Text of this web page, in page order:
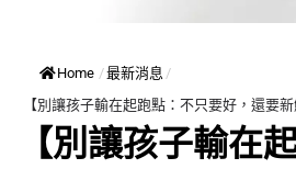
Home /最新消息 /
【別讓孩子輸在起跑點：不只要好，還要新
【別讓孩子輸在